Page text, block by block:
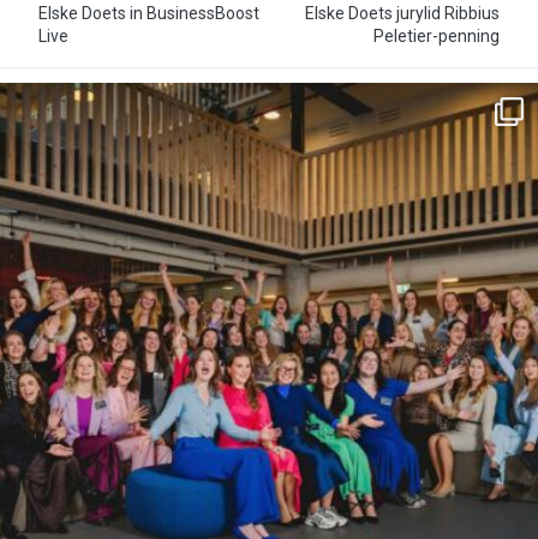
Elske Doets in BusinessBoost
Live
Elske Doets jurylid Ribbius
Peletier-penning